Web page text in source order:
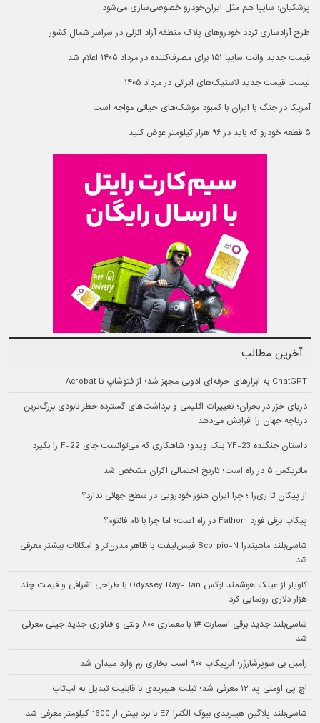
پزشکیان: سایپا هم مثل ایران‌خودرو خصوصی‌سازی می‌شود
طرح آزادسازی تردد خودروهای پلاک منطقه آزاد انزلی در سراسر شمال کشور
قیمت جدید وانت سایپا ۱۵۱ برای مصرف‌کننده در مرداد ۱۴۰۵ اعلام شد
لیست قیمت جدید لاستیک‌های ایرانی در مرداد ۱۴۰۵
آمریکا در جنگ با ایران با کمبود موشک‌های حیاتی مواجه است
۵ قطعه خودرو که باید در ۹۶ هزار کیلومتر عوض کنید
آخرین مطالب
ChatGPT به ابزارهای حرفه‌ای ادوبی مجهز شد؛ از فتوشاپ تا Acrobat
دریای خزر در بحران؛ تغییرات اقلیمی و برداشت‌های گسترده خطر نابودی بزرگ‌ترین
دریاچه جهان را افزایش می‌دهد
داستان جنگنده YF-23 بلک ویدو؛ شاهکاری که می‌توانست جای F-22 را بگیرد
ماتریکس ۵ در راه است؛ تاریخ احتمالی اکران مشخص شد
از پیکان تا ری‌را ؛ چرا ایران هنوز خودرویی در سطح جهانی ندارد؟
پیکاپ برقی فورد Fathom در راه است؛ اما چرا با نام فانتوم؟
شاسی‌بلند ماهیندرا Scorpio-N فیس‌لیفت با ظاهر مدرن‌تر و امکانات بیشتر معرفی
شد
کاویار از عینک هوشمند لوکس Odyssey Ray-Ban با طراحی اشرافی و قیمت چند
هزار دلاری رونمایی کرد
شاسی‌بلند جدید برقی اسمارت #۱ با معماری ۸۰۰ ولتی و فناوری جدید جیلی معرفی
شد
رامبل بی سوپرشارژر؛ ابرپیکاپ ۹۰۰ اسب بخاری رم وارد میدان شد
اچ پی اومنی پد ۱۲ معرفی شد؛ تبلت هیبریدی با قابلیت تبدیل به لپ‌تاپ
شاسی‌بلند پلاگین هیبریدی بیوک الکترا E7 با برد بیش از 1600 کیلومتر معرفی شد